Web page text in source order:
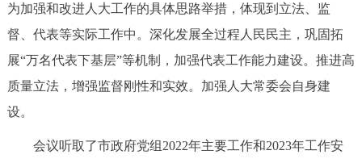
参与调查 在线访谈 图说互动
走进北京
为加强和改进人大工作的具体思路举措，体现到立法、监
督、代表等实际工作中。深化发展全过程人民民主，巩固拓
展“万名代表下基层”等机制，加强代表工作能力建设。推进高
质量立法，增强监督刚性和实效。加强人大常委会自身建
设。
会议听取了市政府党组2022年主要工作和2023年工作安